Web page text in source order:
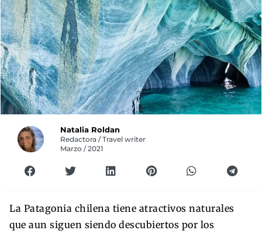
Natalia Roldan
Redactora / Travel writer
Marzo / 2021
La Patagonia chilena tiene atractivos naturales
que aun siguen siendo descubiertos por los